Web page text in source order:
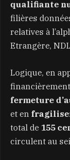
qualifiante
filières
relatives à
Etrangère,
Logique, en
fermeture
et en
total de 155
circulent au